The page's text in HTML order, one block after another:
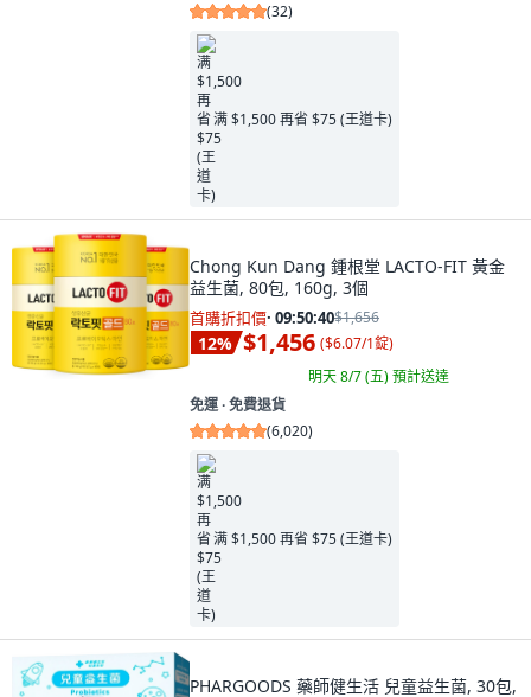
(32)
满 $1,500 再省 $75 (王道卡)
Chong Kun Dang 鍾根堂 LACTO-FIT 黃金
益生菌, 80包, 160g, 3個
首購折扣價· 09:50:38$1,656
12% $1,456 ($6.07/1錠)
明天 8/7 (五)預計送達
免運 ∙ 免費退貨
(6,020)
满 $1,500 再省 $75 (王道卡)
PHARGOODS 藥師健生活 兒童益生菌, 30包,